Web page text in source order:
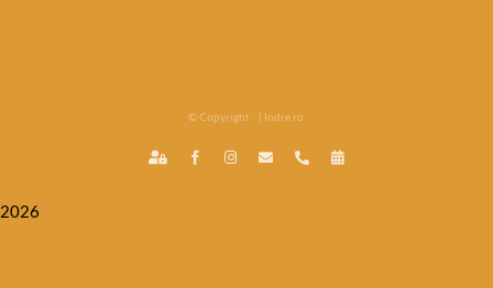
© Copyright | Indre ro
Indre
FacebookInstagram
E-
PhoneBook
2026